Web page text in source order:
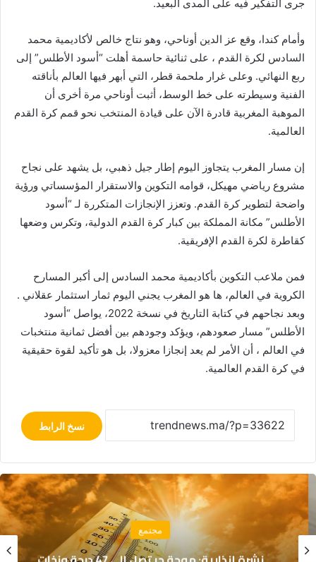
جرى التفكير فيه على المدى البعيد.
وأمام كندا، وقع عز الدين أوناحي، وهو نتاج خالص لأكاديمية محمد
السادس لكرة القدم ، على ثنائية حاسمة أهلت “أسود الأطلس” إلى
ربع النهائي. وعلى غرار ملحمة قطر، التي أبهر فيها العالم بأناقته
الفنية وسيطرته على خط الوسط، أثبت أوناحي مرة أخرى أن
الموهبة المغربية قادرة الآن على قيادة المنتخب نحو قمم كرة القدم
العالمية.
إن مسار المغرب يتجاوز اليوم إطار جيل ذهبي، بل يشهد على نجاح
مشروع رياضي مهيكل، قوامه التكوين والاستقرار المؤسساتي ورؤية
واضحة لتطوير كرة القدم. وتعزز الإنجازات المتكررة لـ “أسود
الأطلس” مكانة المملكة بين كبار كرة القدم الدولية، وتكرس وضعها
كقاطرة لكرة القدم الإفريقية.
فمن ملاعب التكوين بأكاديمية محمد السادس إلى أكبر المسارح
الكروية في العالم، ها هو المغرب يجني اليوم ثمار استثمار عقلاني .
وبعد نجاحهم في كتابة التاريخ في نسخة 2022، يواصل “أسود
الأطلس” مسار صعودهم، ويؤكد وجودهم بين أفضل ثمانية منتخبات
في العالم ، أن الأمر لم يعد إنجازا معزولا، بل هو تأكيد لقوة حقيقية
في كرة القدم العالمية.
نسخ الرابط
مجتمع